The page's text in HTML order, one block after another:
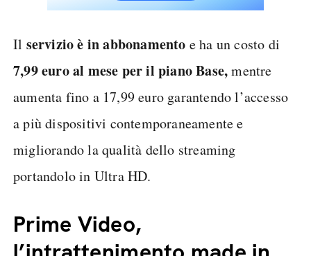
Il servizio è in abbonamento e ha un costo di
7,99 euro al mese per il piano Base,mentre
aumenta fino a 17,99 euro garantendo l’accesso
a più dispositivi contemporaneamente e
migliorando la qualità dello streaming
portandolo in Ultra HD.
Prime Video,